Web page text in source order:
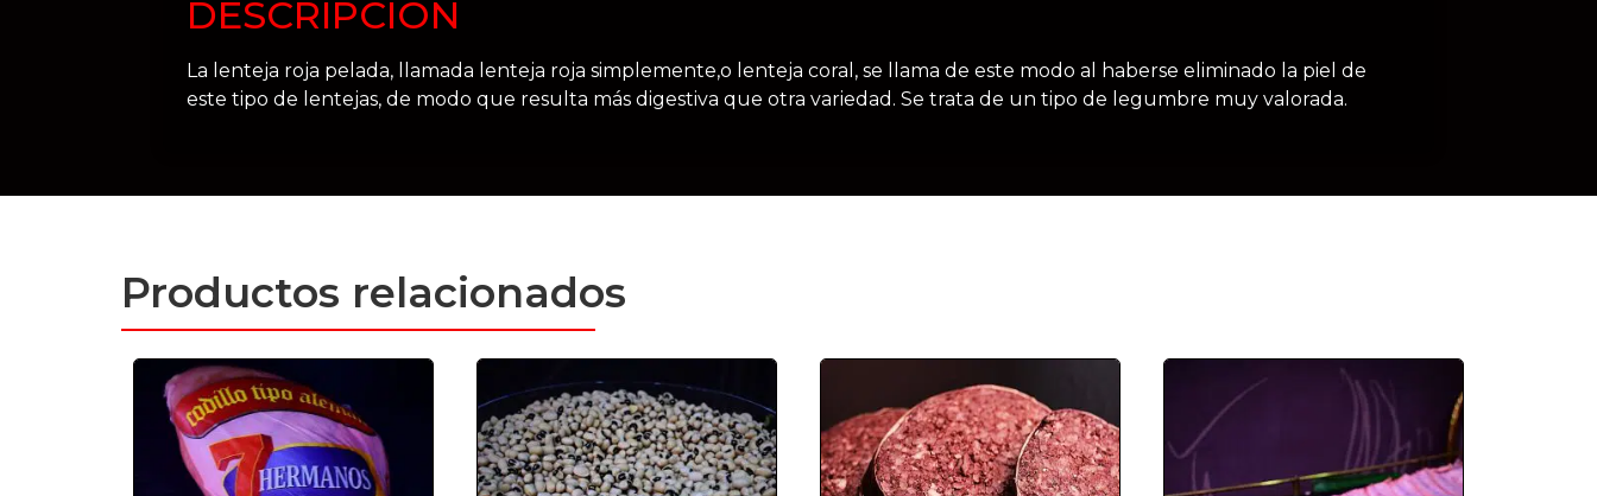
DESCRIPCIÓN
La lenteja roja pelada, llamada lenteja roja simplemente,o lenteja coral, se llama de este modo al haberse eliminado la piel de
este tipo de lentejas, de modo que resulta más digestiva que otra variedad. Se trata de un tipo de legumbre muy valorada.
Productos relacionados